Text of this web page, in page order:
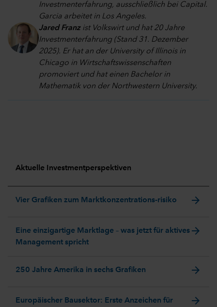
Investmenterfahrung, ausschließlich bei Capital.
Garcia arbeitet in Los Angeles.
Jared Franzist Volkswirt und hat 20 Jahre
Investmenterfahrung (Stand 31. Dezember
2025). Er hat an der University of Illinois in
Chicago in Wirtschaftswissenschaften
promoviert und hat einen Bachelor in
Mathematik von der Northwestern University.
Aktuelle Investmentperspektiven
Vier Grafiken zum Marktkonzentrations-risiko arrow_forward
Eine einzigartige Marktlage – was jetzt für aktives
Management spricht
arrow_forward
250 Jahre Amerika in sechs Grafiken arrow_forward
Europäischer Bausektor: Erste Anzeichen für
arrow_forward